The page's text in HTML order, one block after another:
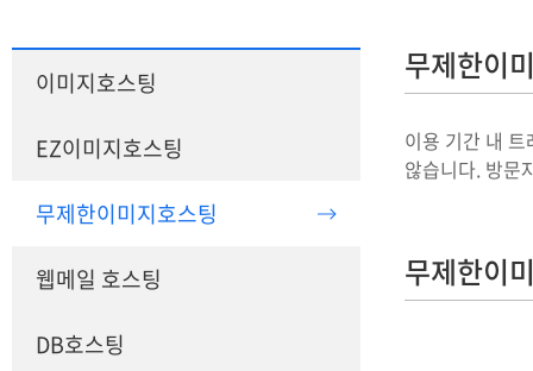
SSL보안서버
부가서비스
메시지 호스팅
이미지호스팅
EZ이미지호스팅
무제한이미지호스팅
웹메일 호스팅
DB호스팅
무제한이
이용 기간 내
않습니다. 방문
무제한이